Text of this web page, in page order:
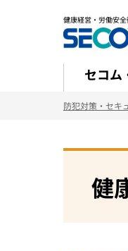
セコム
健康経営・労働安
防犯対策・セキ
健